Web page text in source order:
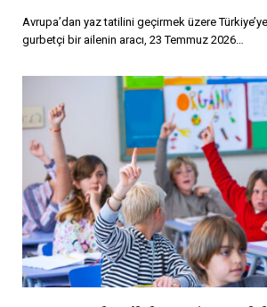
Avrupa’dan yaz tatilini geçirmek üzere
gurbetçi bir ailenin aracı, 23 Temmuz 2026…